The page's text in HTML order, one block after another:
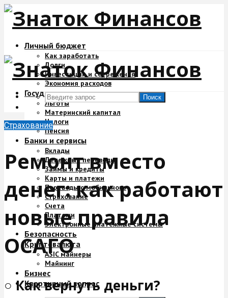
Личный бюджет
Как заработать
Долги
Инвестиции и сбережения
Экономия расходов
Государство и деньги
Льготы
Материнский капитал
Налоги
Пенсия
Банки и сервисы
Вклады
Денежные переводы
Займы и кредиты
Карты и платежи
Переводы с мобильного
Страхование
Счета
Платежи
Электронные платежные системы
Безопасность
Криптовалюта
ASIC майнеры
Майнинг
Бизнес
Квартирный вопрос
Поиск
Страхование
Ремонт вместо
денег: как работают
новые правила
ОСАГО
○ Как вернуть деньги?